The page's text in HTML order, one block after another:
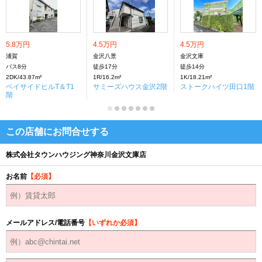
5.8万円
浦賀
バス8分
2DK/43.87m²
ベイサイドヒルT＆T1
階
4.5万円
金沢八景
徒歩17分
1R/16.2m²
サミーズハウス金沢2階
4.5万円
金沢文庫
徒歩14分
1K/18.21m²
ストークハイツ田口1階
この店舗にお問合せする
株式会社タウンハウジング神奈川金沢文庫店
お名前 【必須】
メールアドレス/電話番号 【いずれか必須】